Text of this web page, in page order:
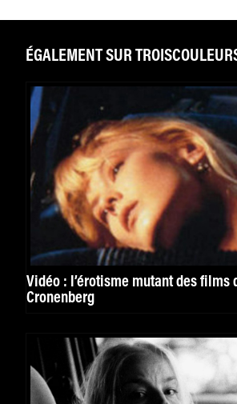
ÉGALEMENT SUR
Vidéo : l’érotisme mutant des films
Cronenberg